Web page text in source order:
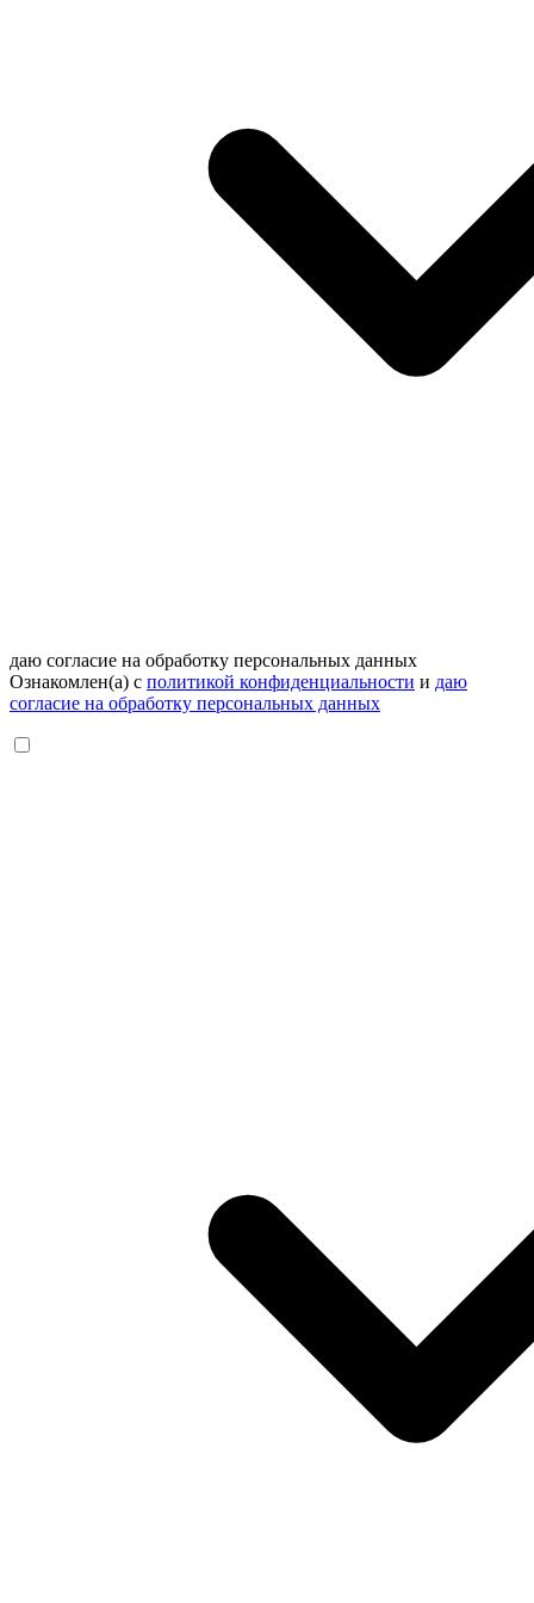
даю согласие на обработку персональных данных
Ознакомлен(а) с политикой конфиденциальности и даю
согласие на обработку персональных данных